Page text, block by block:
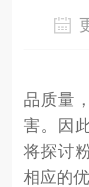
在
品质量
害。因
将探讨
相应的